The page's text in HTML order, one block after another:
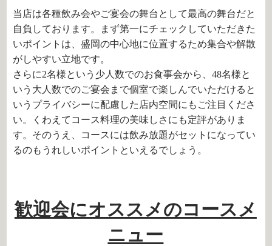
当店は各種飲み会やご宴会の舞台として最高の舞台だと
自負しております。まず第一にチェックしていただきた
いポイントは、盛岡の中心地に位置するため集合や解散
がしやすい立地です。
さらに2名様という少人数でのお食事会から、48名様と
いう大人数でのご宴会まで個室で楽しんでいただけると
いうプライバシーに配慮した店内空間にもご注目くださ
い。くわえてコース料理の美味しさにも定評がありま
す。そのうえ、コースには飲み放題がセットになってい
るのもうれしいポイントといえるでしょう。
歓迎会にオススメのコースメ
ニュー